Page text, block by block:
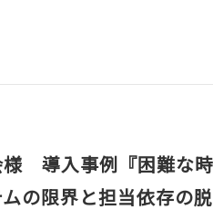
様 導入事例『困難な
の限界と担当依存の